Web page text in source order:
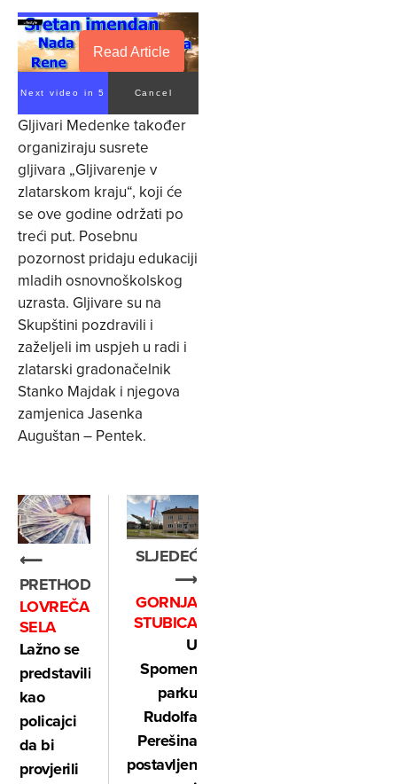
Read Article
Next video in 4 Cancel
Gljivari Medenke također
organiziraju susrete
gljivara „Gljivarenje v
zlatarskom kraju“, koji će
se ove godine održati po
treći put. Posebnu
pozornost pridaju edukaciji
mladih osnovnoškolskog
uzrasta. Gljivare su na
Skupštini pozdravili i
zaželjeli im uspjeh u radi i
zlatarski gradonačelnik
Stanko Majdak i njegova
zamjenica Jasenka
Auguštan – Pentek.
⟵
PRETHODNO
LOVREČA
SELA
Lažno se
predstavili
kao
policajci
da bi
provjerili
SLJEDEĆE
⟶
GORNJA
STUBICA
U
Spomen
parku
Rudolfa
Perešina
postavljeni